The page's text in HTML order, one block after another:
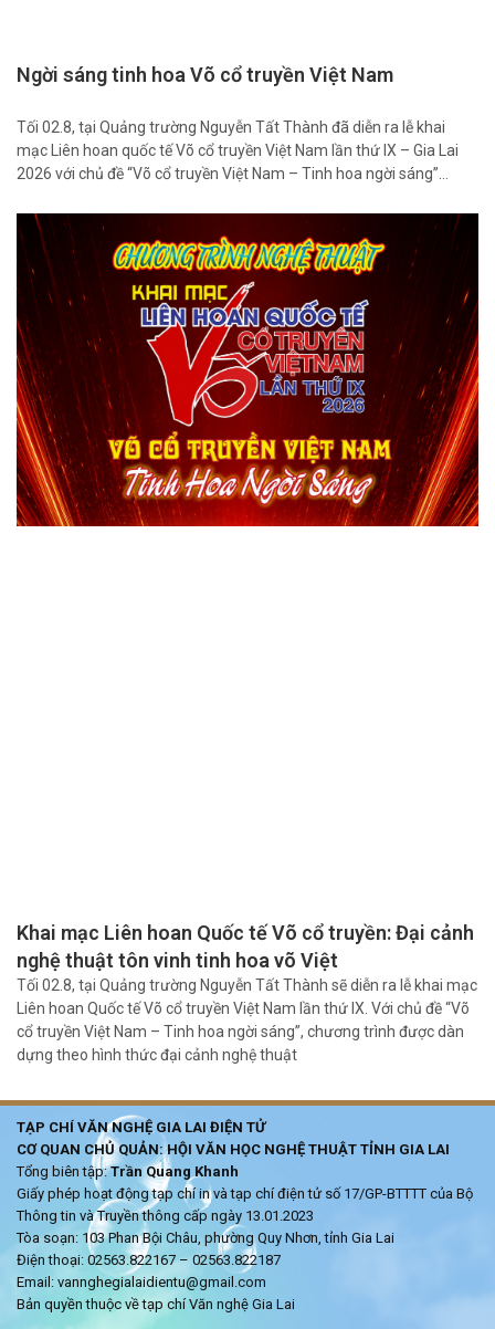
Ngời sáng tinh hoa Võ cổ truyền Việt Nam
Tối 02.8, tại Quảng trường Nguyễn Tất Thành đã diễn ra lễ khai
mạc Liên hoan quốc tế Võ cổ truyền Việt Nam lần thứ IX – Gia Lai
2026 với chủ đề “Võ cổ truyền Việt Nam – Tinh hoa ngời sáng”…
Khai mạc Liên hoan Quốc tế Võ cổ truyền: Đại cảnh
nghệ thuật tôn vinh tinh hoa võ Việt
Tối 02.8, tại Quảng trường Nguyễn Tất Thành sẽ diễn ra lễ khai mạc
Liên hoan Quốc tế Võ cổ truyền Việt Nam lần thứ IX. Với chủ đề “Võ
cổ truyền Việt Nam – Tinh hoa ngời sáng”, chương trình được dàn
dựng theo hình thức đại cảnh nghệ thuật
TẠP CHÍ VĂN NGHỆ GIA LAI ĐIỆN TỬ
CƠ QUAN CHỦ QUẢN: HỘI VĂN HỌC NGHỆ THUẬT TỈNH GIA LAI
Tổng biên tập:Trần Quang Khanh
Giấy phép hoạt động tạp chí in và tạp chí điện tử số 17/GP-BTTTT của Bộ
Thông tin và Truyền thông cấp ngày 13.01.2023
Tòa soạn: 103 Phan Bội Châu, phường Quy Nhơn, tỉnh Gia Lai
Điện thoại: 02563.822167 – 02563.822187
Email: vannghegialaidientu@gmail.com
Bản quyền thuộc về tạp chí Văn nghệ Gia Lai